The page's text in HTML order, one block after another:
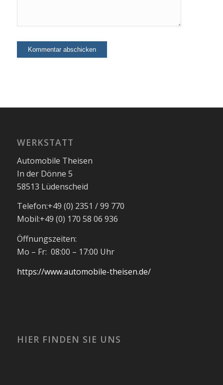
WERKSTATT
Automobile Theisen
In der Dönne 5
58513 Lüdenscheid
Telefon:+49 (0) 2351 / 99 770
Mobil:+49 (0) 170 58 06 936
Öffnungszeiten:
Mo – Fr: 08:00 – 17:00 Uhr
https://www.automobile-theisen.de/
HIER FINDEN SIE UNS